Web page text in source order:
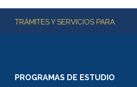
Más información
TRÁMITES Y SERVICIOS PARA
PROGRAMAS DE ESTUDIO